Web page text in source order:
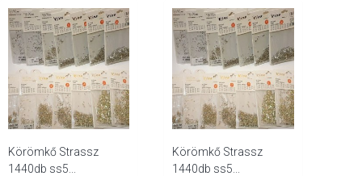
Körömkő Strassz
1440db ss5...
Körömkő Strassz
1440db ss5...